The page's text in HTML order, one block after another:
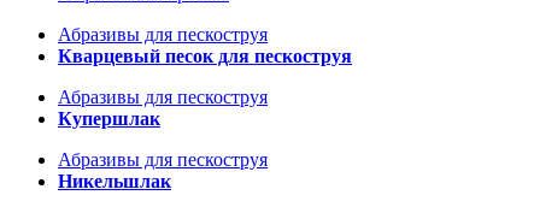
Абразивы для пескоструя
Кварцевый песок для пескоструя
Абразивы для пескоструя
Купершлак
Абразивы для пескоструя
Никельшлак